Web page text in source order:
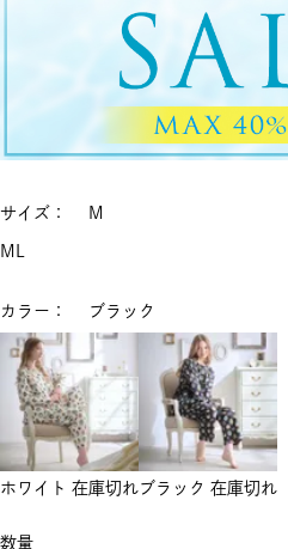
サイズ M
M
カラー ブラック
ホワイト 在庫切れブラック 在庫切れ